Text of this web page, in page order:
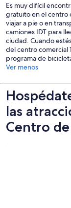
Es muy difícil
gratuito en el centro
viajar a pie o en
camiones IDT para
ciudad. Cuando
del centro comercial
programa de
Ver menos
las
Centro